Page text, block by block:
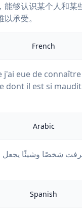
能够认识某个人和某
承受。
French
j'ai eue de
dont il est si
Arabic
شخصًا وشيئًا يجعل
Spanish